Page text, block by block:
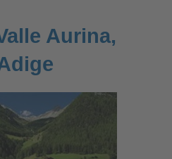
Aurina,